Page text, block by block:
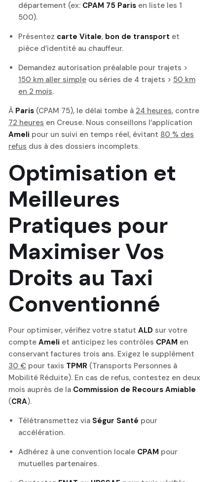
département (ex: CPAM 75 Paris en liste les 1
500).
Présentez carte Vitale, bon de transport et
pièce d’identité au chauffeur.
Demandez autorisation préalable pour trajets >
150 km aller simple ou séries de 4 trajets > 50 km
en 2 mois.
À Paris (CPAM 75), le délai tombe à 24 heures, contre
72 heures en Creuse. Nous conseillons l’application
Ameli pour un suivi en temps réel, évitant 80 % des
refus dus à des dossiers incomplets.
Optimisation et
Meilleures
Pratiques pour
Maximiser Vos
Droits au Taxi
Conventionné
Pour optimiser, vérifiez votre statut ALD sur votre
compte Ameli et anticipez les contrôles CPAM en
conservant factures trois ans. Exigez le supplément
30 € pour taxis TPMR (Transports Personnes à
Mobilité Réduite). En cas de refus, contestez en deux
mois auprès de la Commission de Recours Amiable
(CRA).
Télétransmettez via Ségur Santé pour
accélération.
Adhérez à une convention locale CPAM pour
mutuelles partenaires.